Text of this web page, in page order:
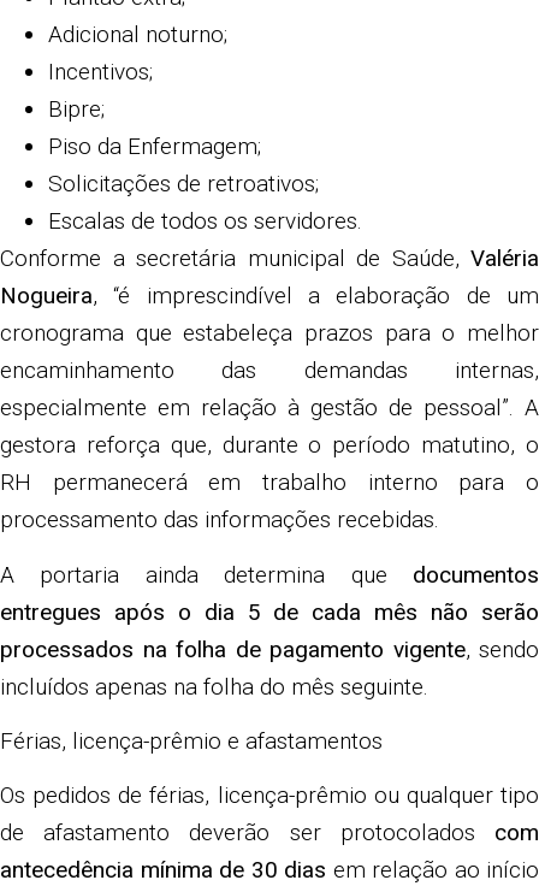
Adicional noturno;
Incentivos;
Bipre;
Piso da Enfermagem;
Solicitações de retroativos;
Escalas de todos os servidores.
Conforme a secretária municipal de Saúde, Valéria
Nogueira, “é imprescindível a elaboração de um
cronograma que estabeleça prazos para o melhor
encaminhamento das demandas internas,
especialmente em relação à gestão de pessoal”. A
gestora reforça que, durante o período matutino, o
RH permanecerá em trabalho interno para o
processamento das informações recebidas.
A portaria ainda determina que documentos
entregues após o dia 5 de cada mês não serão
processados na folha de pagamento vigente, sendo
incluídos apenas na folha do mês seguinte.
Férias, licença-prêmio e afastamentos
Os pedidos de férias, licença-prêmio ou qualquer tipo
de afastamento deverão ser protocolados com
antecedência mínima de 30 dias em relação ao início